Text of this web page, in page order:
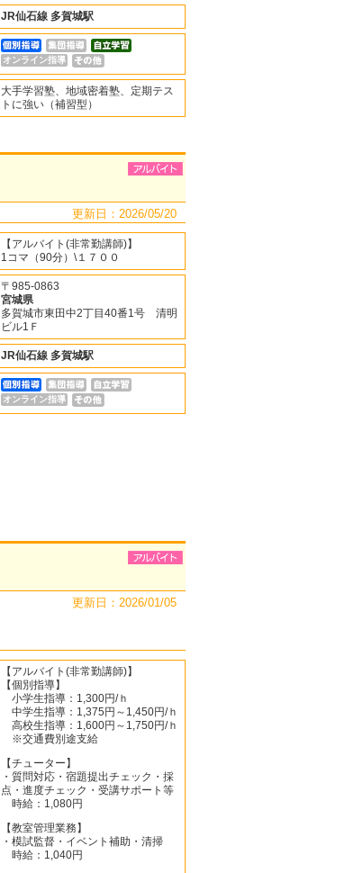
JR仙石線 多賀城駅
オンライン指導
大手学習塾、地域密着塾、定期テス
トに強い（補習型）
更新日：2026/05/20
【アルバイト(非常勤講師)】
1コマ（90分）\１７００
〒985-0863
宮城県
多賀城市東田中2丁目40番1号 清明
ビル1Ｆ
JR仙石線 多賀城駅
オンライン指導
更新日：2026/01/05
【アルバイト(非常勤講師)】
【個別指導】
小学生指導：1,300円/ｈ
中学生指導：1,375円～1,450円/ｈ
高校生指導：1,600円～1,750円/ｈ
※交通費別途支給
【チューター】
・質問対応・宿題提出チェック・採
点・進度チェック・受講サポート等
時給：1,080円
【教室管理業務】
・模試監督・イベント補助・清掃
時給：1,040円